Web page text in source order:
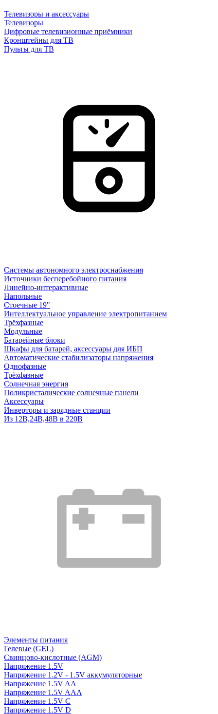
Телевизоры и аксессуары
Телевизоры
Цифровые телевизионные приёмники
Кронштейны для ТВ
Пульты для ТВ
Системы автономного электроснабжения
Источники бесперебойного питания
Линейно-интерактивные
Напольные
Стоечные 19"
Интеллектуальное управление электропитанием
Трёхфазные
Модульные
Батарейные блоки
Шкафы для батарей, аксессуары для ИБП
Автоматические стабилизаторы напряжения
Однофазные
Трёхфазные
Солнечная энергия
Поликристалические солнечные панели
Аксессуары
Инверторы и зарядные станции
Из 12В,24В,48В в 220В
Элементы питания
Гелевые (GEL)
Свинцово-кислотные (AGM)
Напряжение 1.5V
Напряжение 1.2V - 1.5V аккумуляторные
Напряжение 1.5V AA
Напряжение 1.5V AAA
Напряжение 1.5V C
Напряжение 1.5V D